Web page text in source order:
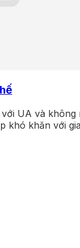
UA và
khó khăn với